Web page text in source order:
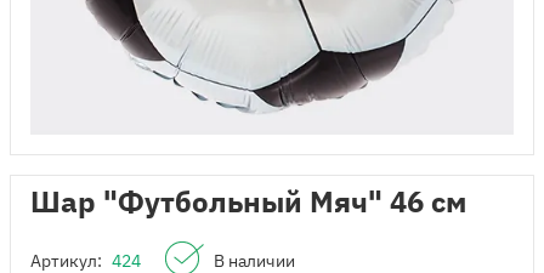
Шар "Футбольный Мяч" 46 см
Артикул: 424 В наличии